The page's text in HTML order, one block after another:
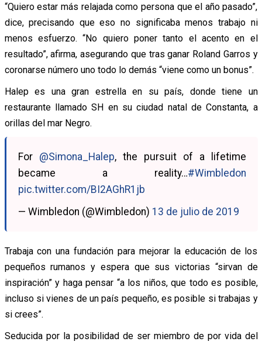
“Quiero estar más relajada como persona que el año pasado”,
dice, precisando que eso no significaba menos trabajo ni
menos esfuerzo. “No quiero poner tanto el acento en el
resultado”, afirma, asegurando que tras ganar Roland Garros y
coronarse número uno todo lo demás “viene como un bonus”.
Halep es una gran estrella en su país, donde tiene un
restaurante llamado SH en su ciudad natal de Constanta, a
orillas del mar Negro.
For @Simona_Halep, the pursuit of a lifetime
became a reality…#Wimbledon
pic.twitter.com/BI2AGhR1jb
— Wimbledon (@Wimbledon) 13 de julio de 2019
Trabaja con una fundación para mejorar la educación de los
pequeños rumanos y espera que sus victorias “sirvan de
inspiración” y haga pensar “a los niños, que todo es posible,
incluso si vienes de un país pequeño, es posible si trabajas y
si crees”.
Seducida por la posibilidad de ser miembro de por vida del